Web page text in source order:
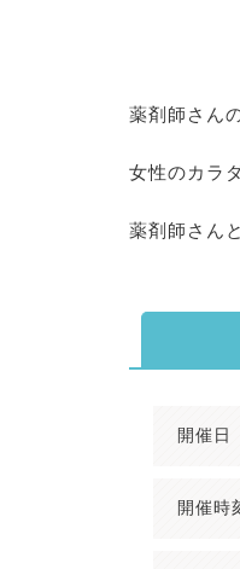
薬剤師さん
女性のカラ
薬剤師さん
開催日
開催時